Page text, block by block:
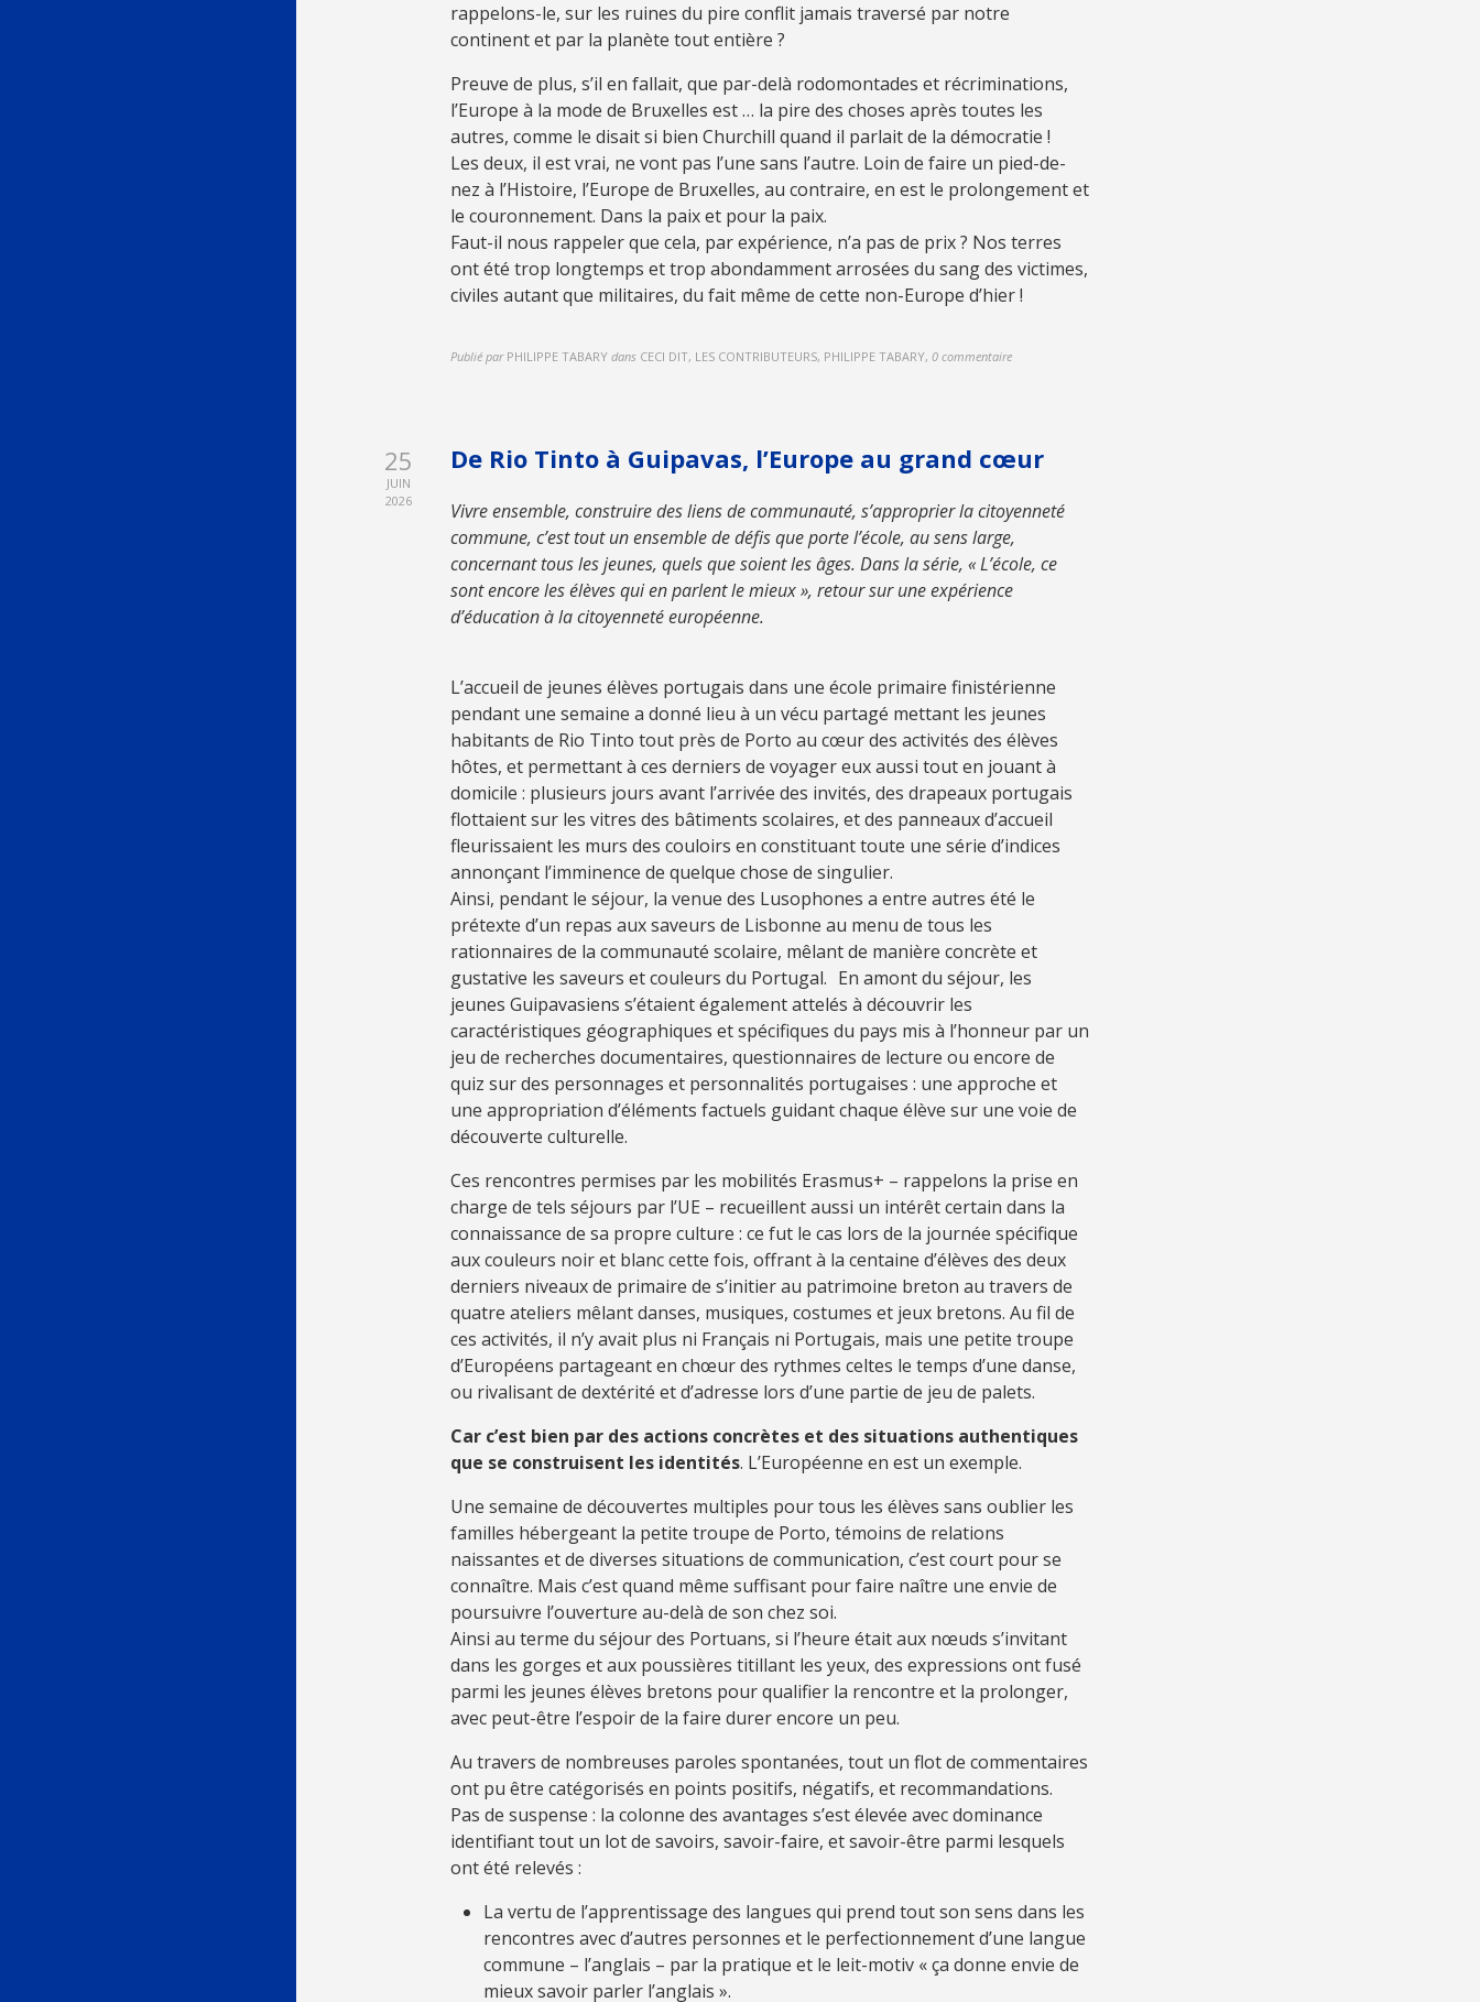
rappelons-le, sur les ruines du pire conflit jamais traversé par notre
continent et par la planète tout entière ?
Preuve de plus, s’il en fallait, que par-delà rodomontades et récriminations,
l’Europe à la mode de Bruxelles est … la pire des choses après toutes les
autres, comme le disait si bien Churchill quand il parlait de la démocratie !
Les deux, il est vrai, ne vont pas l’une sans l’autre. Loin de faire un pied-de-
nez à l’Histoire, l’Europe de Bruxelles, au contraire, en est le prolongement et
le couronnement. Dans la paix et pour la paix.
Faut-il nous rappeler que cela, par expérience, n’a pas de prix ? Nos terres
ont été trop longtemps et trop abondamment arrosées du sang des victimes,
civiles autant que militaires, du fait même de cette non-Europe d’hier !
Publié par PHILIPPE TABARY dans CECI DIT, LES CONTRIBUTEURS, PHILIPPE TABARY, 0 commentaire
25
JUIN
2026
De Rio Tinto à Guipavas, l’Europe au grand cœur
Vivre ensemble, construire des liens de communauté, s’approprier la citoyenneté
commune, c’est tout un ensemble de défis que porte l’école, au sens large,
concernant tous les jeunes, quels que soient les âges. Dans la série, « L’école, ce
sont encore les élèves qui en parlent le mieux », retour sur une expérience
d’éducation à la citoyenneté européenne.
L’accueil de jeunes élèves portugais dans une école primaire finistérienne
pendant une semaine a donné lieu à un vécu partagé mettant les jeunes
habitants de Rio Tinto tout près de Porto au cœur des activités des élèves
hôtes, et permettant à ces derniers de voyager eux aussi tout en jouant à
domicile : plusieurs jours avant l’arrivée des invités, des drapeaux portugais
flottaient sur les vitres des bâtiments scolaires, et des panneaux d’accueil
fleurissaient les murs des couloirs en constituant toute une série d’indices
annonçant l’imminence de quelque chose de singulier.
Ainsi, pendant le séjour, la venue des Lusophones a entre autres été le
prétexte d’un repas aux saveurs de Lisbonne au menu de tous les
rationnaires de la communauté scolaire, mêlant de manière concrète et
gustative les saveurs et couleurs du Portugal. En amont du séjour, les
jeunes Guipavasiens s’étaient également attelés à découvrir les
caractéristiques géographiques et spécifiques du pays mis à l’honneur par un
jeu de recherches documentaires, questionnaires de lecture ou encore de
quiz sur des personnages et personnalités portugaises : une approche et
une appropriation d’éléments factuels guidant chaque élève sur une voie de
découverte culturelle.
Ces rencontres permises par les mobilités Erasmus+ – rappelons la prise en
charge de tels séjours par l’UE – recueillent aussi un intérêt certain dans la
connaissance de sa propre culture : ce fut le cas lors de la journée spécifique
aux couleurs noir et blanc cette fois, offrant à la centaine d’élèves des deux
derniers niveaux de primaire de s’initier au patrimoine breton au travers de
quatre ateliers mêlant danses, musiques, costumes et jeux bretons. Au fil de
ces activités, il n’y avait plus ni Français ni Portugais, mais une petite troupe
d’Européens partageant en chœur des rythmes celtes le temps d’une danse,
ou rivalisant de dextérité et d’adresse lors d’une partie de jeu de palets.
Car c’est bien par des actions concrètes et des situations authentiques
que se construisent les identités. L’Européenne en est un exemple.
Une semaine de découvertes multiples pour tous les élèves sans oublier les
familles hébergeant la petite troupe de Porto, témoins de relations
naissantes et de diverses situations de communication, c’est court pour se
connaître. Mais c’est quand même suffisant pour faire naître une envie de
poursuivre l’ouverture au-delà de son chez soi.
Ainsi au terme du séjour des Portuans, si l’heure était aux nœuds s’invitant
dans les gorges et aux poussières titillant les yeux, des expressions ont fusé
parmi les jeunes élèves bretons pour qualifier la rencontre et la prolonger,
avec peut-être l’espoir de la faire durer encore un peu.
Au travers de nombreuses paroles spontanées, tout un flot de commentaires
ont pu être catégorisés en points positifs, négatifs, et recommandations.
Pas de suspense : la colonne des avantages s’est élevée avec dominance
identifiant tout un lot de savoirs, savoir-faire, et savoir-être parmi lesquels
ont été relevés :
La vertu de l’apprentissage des langues qui prend tout son sens dans les
rencontres avec d’autres personnes et le perfectionnement d’une langue
commune – l’anglais – par la pratique et le leit-motiv « ça donne envie de
mieux savoir parler l’anglais ».